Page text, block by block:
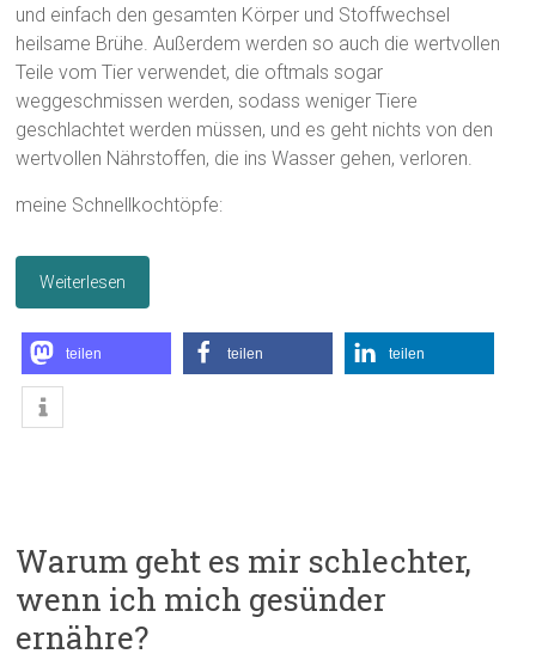
und einfach den gesamten Körper und Stoffwechsel
heilsame Brühe. Außerdem werden so auch die wertvollen
Teile vom Tier verwendet, die oftmals sogar
weggeschmissen werden, sodass weniger Tiere
geschlachtet werden müssen, und es geht nichts von den
wertvollen Nährstoffen, die ins Wasser gehen, verloren.
meine Schnellkochtöpfe:
Weiterlesen
teilen teilen teilen
Warum geht es mir schlechter,
wenn ich mich gesünder
ernähre?